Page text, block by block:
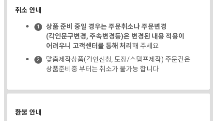
취소 안내
상품 준비 중일 경우는 주문취소나 주문변경
(각인문구변경, 주속변경등)은 변경된 내용 적용이
어려우니 고객센터를 통해 처리해 주세요
맞춤제작상품(각인신청, 도장/스탬프제작) 주문건은
상품준비중 부터는 취소가 불가능 합니다
환불 안내